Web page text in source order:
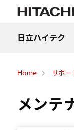
日立ハイテク
Home サポー
メンテ